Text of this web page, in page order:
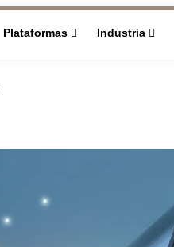
Plataformas Industria